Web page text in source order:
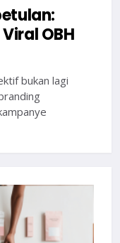
OBH
bukan lagi